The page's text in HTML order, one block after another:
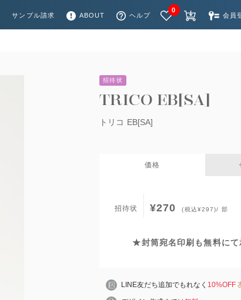
サンプル請求 ABOUT ヘルプ
0
会員
招待状
TRICO EB[SA]
トリコ EB[SA]
価格
招待状 ¥270 (税込¥297)/ 部
★封筒宛名印刷も無料に
LINE友だち追加でもれなく 10%OFF